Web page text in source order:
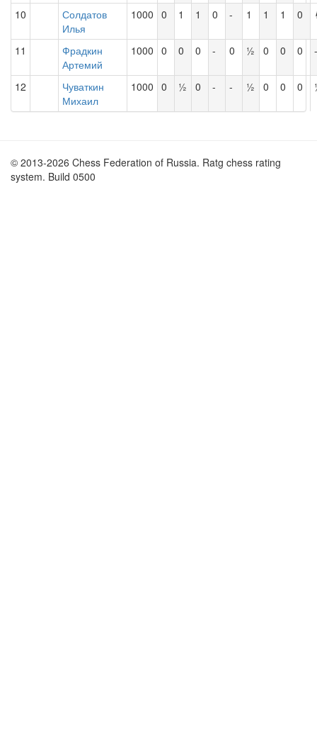
10
Солдатов
Илья
1000 0 1 1 0 - 1 1 1 0
11
Фрадкин
Артемий
1000 0 0 0 - 0 ½ 0 0 0 -
12
Чуваткин
Михаил
1000 0 ½ 0 - - ½ 0 0 0
© 2013-2026 Chess Federation of Russia. Ratg chess rating
system. Build 0500